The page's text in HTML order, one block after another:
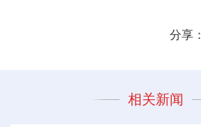
分享：
相关新闻